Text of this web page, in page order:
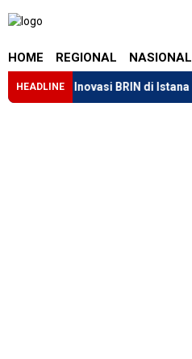
HOME REGIONAL NASIONAL
HEADLINE
Inovasi BRIN di Istana